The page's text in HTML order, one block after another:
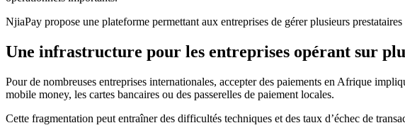
NjiaPay propose une plateforme permettant aux entreprises de gérer plusieurs
Une infrastructure pour les entreprises opérant sur
Pour de nombreuses entreprises internationales, accepter des paiements en Afrique
mobile money, les cartes bancaires ou des passerelles de paiement locales.
Cette fragmentation peut entraîner des difficultés techniques et des taux d’échec de